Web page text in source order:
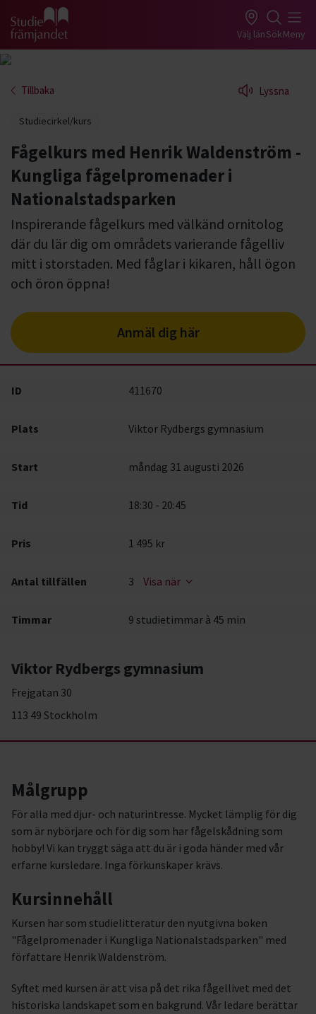
Gå till studiefrämjandets startsida Välj länSökMeny
Tillbaka Lyssna
Studiecirkel/kurs
Fågelkurs med Henrik Waldenström -
Kungliga fågelpromenader i
Nationalstadsparken
Inspirerande fågelkurs med välkänd ornitolog
där du lär dig om områdets varierande fågelliv
mitt i storstaden. Med fåglar i kikaren, håll ögon
och öron öppna!
Anmäl dig här
ID 411670
Plats Viktor Rydbergs gymnasium
Start måndag 31 augusti 2026
Tid 18:30 - 20:45
Pris 1 495 kr
Antal tillfällen 3 Visa när
Timmar 9 studietimmar à 45 min
Viktor Rydbergs gymnasium
Frejgatan 30
113 49 Stockholm
Målgrupp
För alla med djur- och naturintresse. Mycket lämplig för dig
som är nybörjare och för dig som har fågelskådning som
hobby! Vi kan tryggt säga att du är i goda händer med vår
erfarne kursledare. Inga förkunskaper krävs.
Kursinnehåll
Kursen har som studielitteratur den nyutgivna boken
"Fågelpromenader i Kungliga Nationalstadsparken" med
författare Henrik Waldenström.
Syftet med kursen är att visa på det rika fågellivet med det
historiska landskapet som en bakgrund. Vår ledare berättar